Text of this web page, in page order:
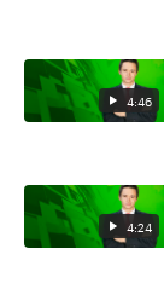
4:46
4:24